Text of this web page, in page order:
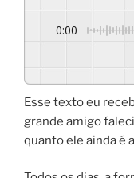
0:00
Esse texto eu
grande amigo
quanto ele ainda é